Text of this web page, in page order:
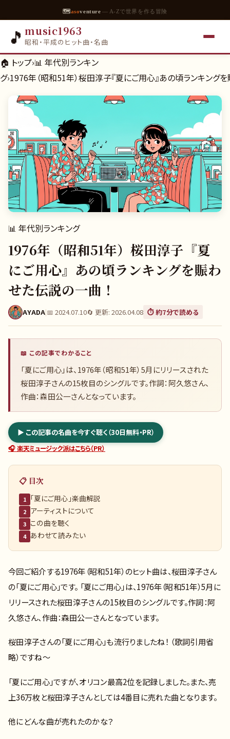
🗺asoventure — A-Zで世界を作る冒険
🎵 music1963
昭和・平成のヒット曲・名曲
🏠 トップ›📊 年代別ランキン
グ›1976年（昭和51年）桜田淳子『夏にご用心』あの頃ランキング
📊 年代別ランキング
1976年（昭和51年）桜田淳子『夏
にご用心』あの頃ランキングを賑わ
せた伝説の一曲！
AYADA|📅 2024.07.10🔄 更新: 2026.04.08 ⏱️ 約7分で読める
📖 この記事でわかること
「夏にご用心」は、1976年（昭和51年）5月にリリースされた
桜田淳子さんの15枚目のシングルです。作詞：阿久悠さん、
作曲：森田公一さんとなっています。
▶ この記事の名曲を今すぐ聴く（30日無料・PR）
🎧 楽天ミュージック派はこちら（PR）
📋 目次
1 「夏にご用心」楽曲解説
2 アーティストについて
3 この曲を聴く
4 あわせて読みたい
今回ご紹介する1976年（昭和51年）のヒット曲は、桜田淳子さん
の「夏にご用心」です。 「夏にご用心」は、1976年（昭和51年）5月に
リリースされた桜田淳子さんの15枚目のシングルです。作詞：阿
久悠さん、作曲：森田公一さんとなっています。
桜田淳子さんの「夏にご用心」も流行りましたね！ （歌詞引用省
略）ですね～
「夏にご用心」ですが、オリコン最高2位を記録しました。また、売
上36万枚と桜田淳子さんとしては4番目に売れた曲となります。
他にどんな曲が売れたのかな？